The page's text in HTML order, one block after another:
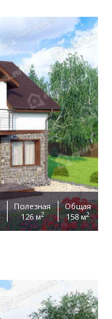
Полезная
126 м2
Общая
158 м2